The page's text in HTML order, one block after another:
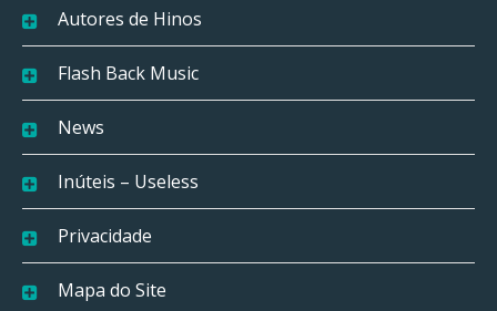
Autores de Hinos
Flash Back Music
News
Inúteis – Useless
Privacidade
Mapa do Site